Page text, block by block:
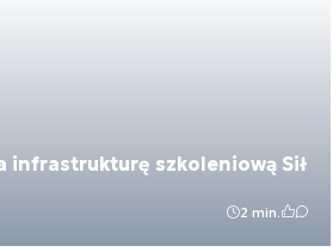
infrastrukturę szkoleniową Sił
2 min.